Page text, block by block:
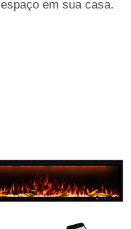
espaço em sua casa.